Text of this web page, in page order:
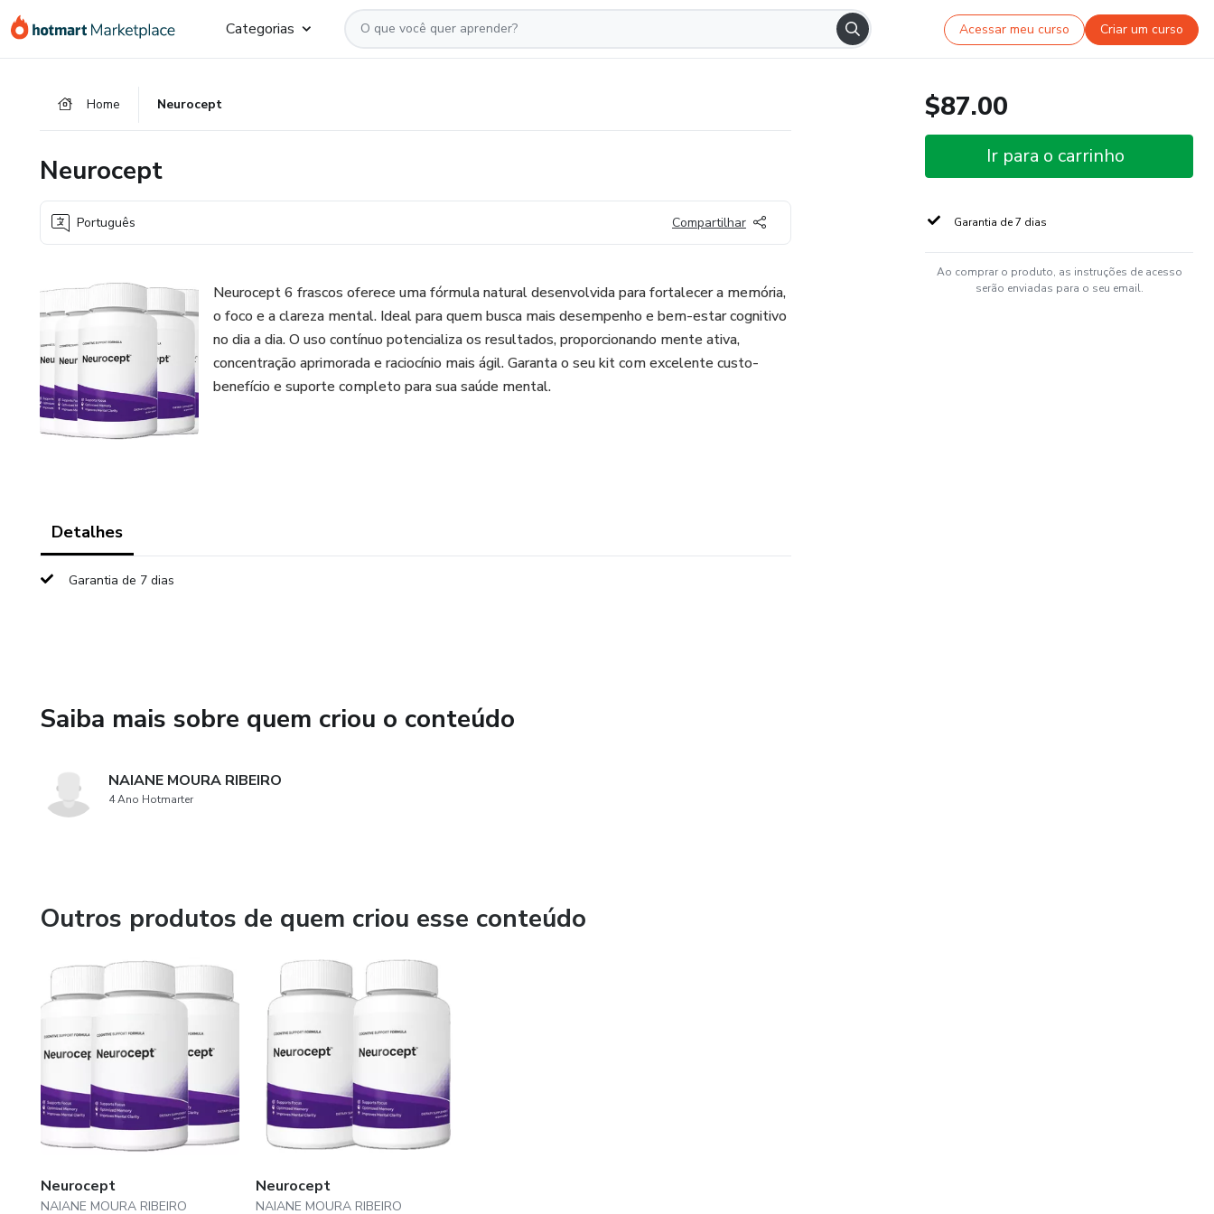
para
para
para
Categorias Acessar meu curso Criar um curso
Home Neurocept
Neurocept
Português Compartilhar
Neurocept 6 frascos oferece uma fórmula natural desenvolvida para fortalecer a memória,
o foco e a clareza mental. Ideal para quem busca mais desempenho e bem-estar cognitivo
no dia a dia. O uso contínuo potencializa os resultados, proporcionando mente ativa,
concentração aprimorada e raciocínio mais ágil. Garanta o seu kit com excelente custo-
benefício e suporte completo para sua saúde mental.
Detalhes
Garantia de 7 dias
Saiba mais sobre quem criou o conteúdo
NAIANE MOURA RIBEIRO
4 Ano Hotmarter
Outros produtos de quem criou esse conteúdo
Neurocept
NAIANE MOURA RIBEIRO
Neurocept
NAIANE MOURA RIBEIRO
$87.00
Ir para o carrinho
Garantia de 7 dias
Ao comprar o produto, as instruções de acesso
serão enviadas para o seu email.